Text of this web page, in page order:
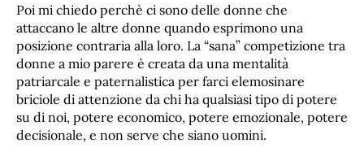
Poi mi chiedo perchè ci sono delle donne che
attaccano le altre donne quando esprimono una
posizione contraria alla loro. La “sana” competizione tra
donne a mio parere è creata da una mentalità
patriarcale e paternalistica per farci elemosinare
briciole di attenzione da chi ha qualsiasi tipo di potere
su di noi, potere economico, potere emozionale, potere
decisionale, e non serve che siano uomini.